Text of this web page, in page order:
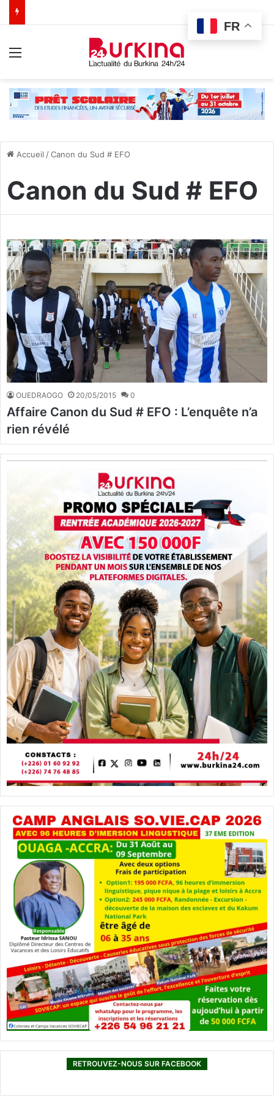
Accueil /Canon du Sud # EFO
Canon du Sud # EFO
OUEDRAOGO 20/05/2015 0
Affaire Canon du Sud # EFO : L’enquête n’a
rien révélé
RETROUVEZ-NOUS SUR FACEBOOK
FR